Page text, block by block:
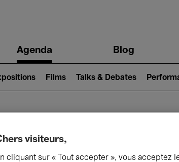
Agenda Blog
Films Talks & Debates
Ce qui se
visiteurs,
cliquant sur « Tout accepter », vous acceptez